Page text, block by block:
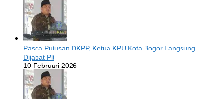
Pasca Putusan DKPP, Ketua KPU Kota Bogor Langsung
Dijabat Plt
10 Februari 2026